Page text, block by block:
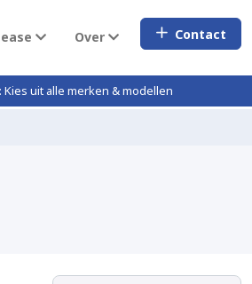
Over Contact
uit alle merken & modellen